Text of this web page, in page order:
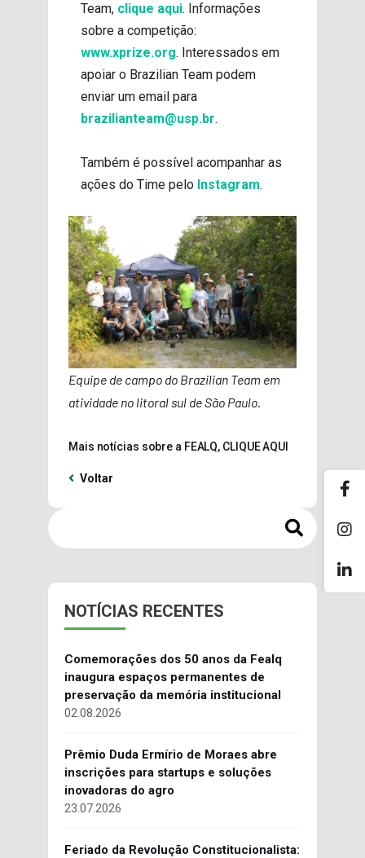
Team, clique aqui. Informações
sobre a competição:
www.xprize.org. Interessados em
apoiar o Brazilian Team podem
enviar um email para
brazilianteam@usp.br.
Também é possível acompanhar as
ações do Time pelo Instagram.
Equipe de campo do Brazilian Team em
atividade no litoral sul de São Paulo.
Mais notícias sobre a FEALQ, CLIQUE AQUI
Voltar
NOTÍCIAS RECENTES
Comemorações dos 50 anos da Fealq
inaugura espaços permanentes de
preservação da memória institucional
02.08.2026
Prêmio Duda Ermírio de Moraes abre
inscrições para startups e soluções
inovadoras do agro
23.07.2026
Feriado da Revolução Constitucionalista: